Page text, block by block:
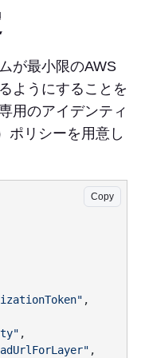
が最小限のAWS
ようにすることを
用のアイデンティ
ポリシーを用意し
Copy